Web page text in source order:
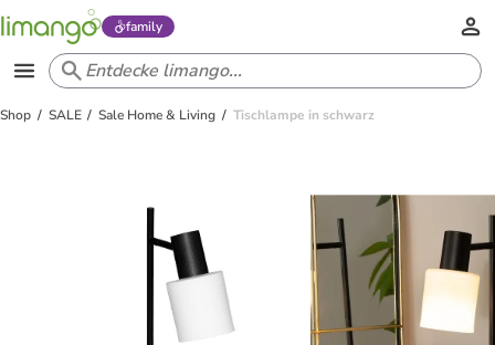
family
Shop SALE Sale Home & Living Tischlampe in schwarz